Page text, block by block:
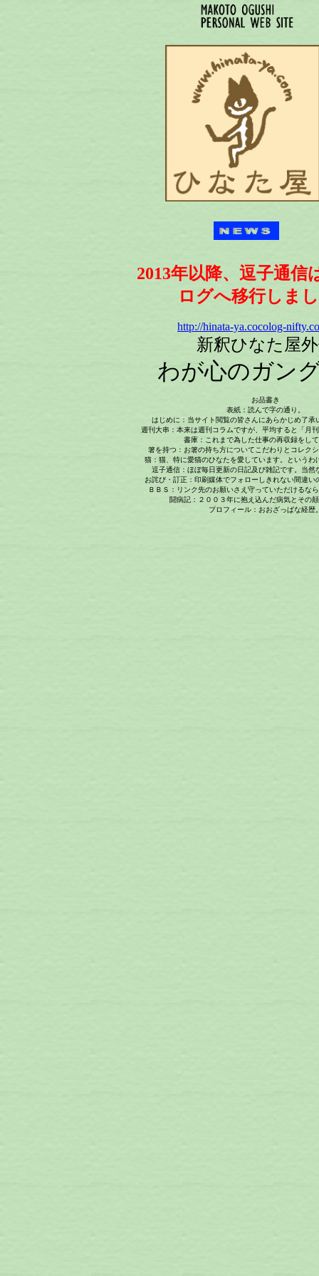
2013年以降、逗子通信
ログへ移行しま
http://hinata-ya.cocolog-
新釈ひなた屋
わが心のガン
お品書き
表紙： 読んで字の通り。
はじめに： 当サイト閲覧の皆さんにあらかじめ了承
週刊大串： 本来は週刊コラムですが、平均すると「月
書庫 ：これまで為した仕事の再収録をし
箸を持つ： お箸の持ち方についてこだわりとコレク
猫 ：猫、特に愛猫のひなたを愛しています。というわ
逗子通信： ほぼ毎日更新の日記及び雑記です。当然
お詫び・訂正： 印刷媒体でフォローしきれない間違い
ＢＢＳ ：リンク先のお願いさえ守っていただけるな
闘病記：２００３年に抱え込んだ病気とその
プロフィール： おおざっぱな経歴